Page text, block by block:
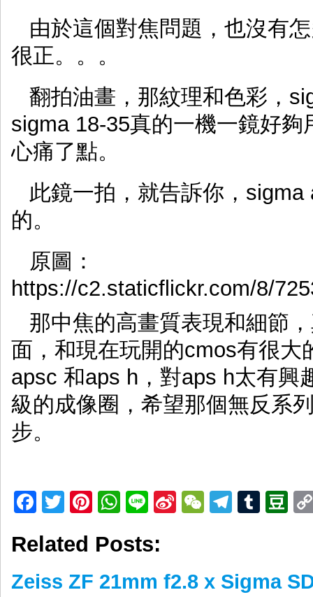
由於這個對焦問題，也沒有
很正。。。
翻拍油畫，那紋理和色彩，
sigma 18-35真的一機一鏡好
心痛了點。
此鏡一拍，就告訴你，
的。
原圖：
https://c2.staticflickr.com/8/
那中焦的高畫質表現和細節
面，和現在玩開的cmos有很大
apsc 和aps h，對aps h太有興
級的成像圈，希望那個無反系
步。
Facebook
TwitterPinterest
WhatsApp
LineSinaWeChat
Related Posts:
Zeiss ZF 21mm f2.8 x Sigma